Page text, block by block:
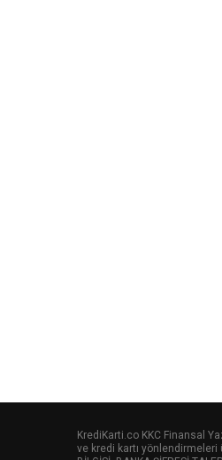
KrediKarti.co KKC Finansal
ve kredi kartı